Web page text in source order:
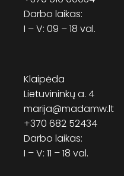
Darbo laikas:
I – V: 09 – 18 val.
Klaipėda
Lietuvininkų a. 4
marija@madamw.lt
+370 682 52434
Darbo laikas:
I – V: 11 – 18 val.